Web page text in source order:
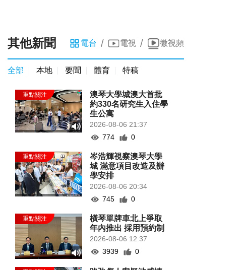
其他新聞 電台 / 電視 / 微視頻
全部 本地 要聞 體育 特稿
澳琴大學城澳大首批
約330名研究生入住學
生公寓
2026-08-06 21:37
774
0
岑浩輝視察澳琴大學
城 滿意項目改造及辦
學安排
2026-08-06 20:34
745
0
橫琴單牌車北上爭取
年內推出 採用預約制
2026-08-06 12:37
3939
0